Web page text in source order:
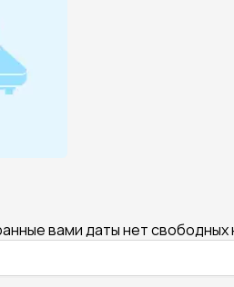
вами даты нет